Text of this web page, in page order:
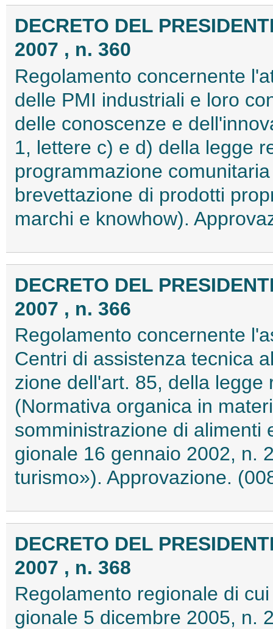
DECRETO DEL
2007 , n. 360
Regolamento concernente
delle PMI industriali e loro
delle conoscenze e
1, lettere c) e d) della legge
programmazione
brevettazione di prodotti
marchi e knowhow).
DECRETO DEL
2007 , n. 366
Regolamento concernente
Centri di assistenza tecnica
zione dell'art. 85, della
(Normativa organica in
somministrazione di alimenti
gionale 16 gennaio 2002, n.
turismo»). Approvazione.
DECRETO DEL
2007 , n. 368
Regolamento regionale di
gionale 5 dicembre 2005, n.